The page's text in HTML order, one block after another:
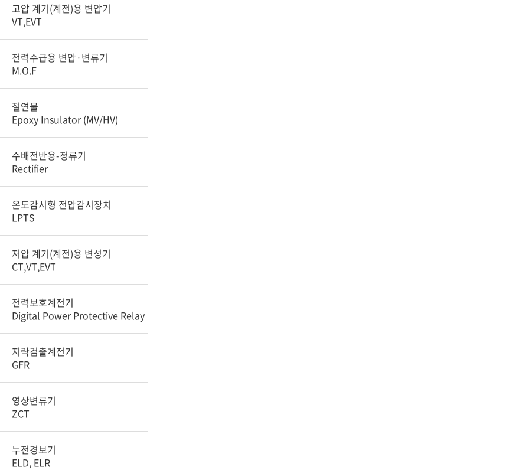
고압 계기(계전)용 변압기
VT,EVT
전력수급용 변압·변류기
M.O.F
절연물
Epoxy Insulator (MV/HV)
수배전반용-정류기
Rectifier
온도감시형 전압감시장치
LPTS
저압 계기(계전)용 변성기
CT,VT,EVT
전력보호계전기
Digital Power Protective Relay
지락검출계전기
GFR
영상변류기
ZCT
누전경보기
ELD, ELR